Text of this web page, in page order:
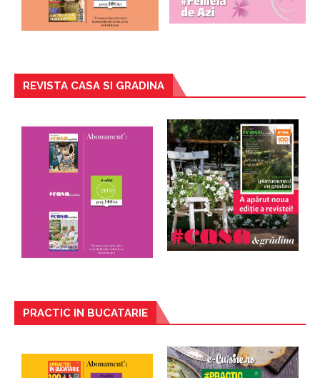
REVISTA CASA SI GRADINA
PRACTIC IN BUCATARIE